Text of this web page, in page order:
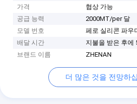
가격
협상 가능
공급 능력
2000MT/per 달
모델 번호
페로 실리콘 파우
배달 시간
지불을 받은 후에
브랜드 이름
ZHENAN
더 많은 것을 전망하